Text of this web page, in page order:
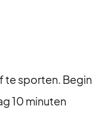
te sporten. Begin
10 minuten